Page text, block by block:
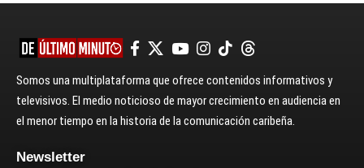
Somos una multiplataforma que ofrece contenidos informativos y
televisivos. El medio noticioso de mayor crecimiento en audiencia en
el menor tiempo en la historia de la comunicación caribeña.
Newsletter